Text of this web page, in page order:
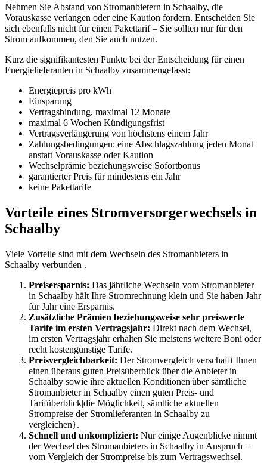
Nehmen Sie Abstand von Stromanbietern in Schaalby, die
Vorauskasse verlangen oder eine Kaution fordern. Entscheiden Sie
sich ebenfalls nicht für einen Pakettarif – Sie sollten nur für den
Strom aufkommen, den Sie auch nutzen.
Kurz die signifikantesten Punkte bei der Entscheidung für einen
Energielieferanten in Schaalby zusammengefasst:
Energiepreis pro kWh
Einsparung
Vertragsbindung, maximal 12 Monate
maximal 6 Wochen Kündigungsfrist
Vertragsverlängerung von höchstens einem Jahr
Zahlungsbedingungen: eine Abschlagszahlung jeden Monat
anstatt Vorauskasse oder Kaution
Wechselprämie beziehungsweise Sofortbonus
garantierter Preis für mindestens ein Jahr
keine Pakettarife
Vorteile eines Stromversorgerwechsels in
Schaalby
Viele Vorteile sind mit dem Wechseln des Stromanbieters in
Schaalby verbunden .
Preisersparnis: Das jährliche Wechseln vom Stromanbieter
in Schaalby hält Ihre Stromrechnung klein und Sie haben Jahr
für Jahr eine Ersparnis.
Zusätzliche Prämien beziehungsweise sehr preiswerte
Tarife im ersten Vertragsjahr: Direkt nach dem Wechsel,
im ersten Vertragsjahr erhalten Sie meistens weitere Boni oder
recht kostengünstige Tarife.
Preisvergleichbarkeit: Der Stromvergleich verschafft Ihnen
einen überaus guten Preisüberblick über die Anbieter in
Schaalby sowie ihre aktuellen Konditionen|über sämtliche
Stromanbieter in Schaalby einen guten Preis- und
Tarifüberblick|die Möglichkeit, sämtliche aktuellen
Strompreise der Stromlieferanten in Schaalby zu
vergleichen}.
Schnell und unkompliziert: Nur einige Augenblicke nimmt
der Wechsel des Stromanbieters in Schaalby in Anspruch –
vom Vergleich der Strompreise bis zum Vertragswechsel.